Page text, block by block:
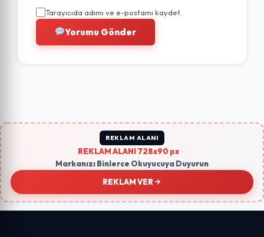
Tarayıcıda adımı ve e-postamı kaydet.
Yorumu Gönder
REKLAM ALANI
REKLAM ALANI 728x90 px
Markanızı Binlerce Okuyucuya Duyurun
REKLAM VER